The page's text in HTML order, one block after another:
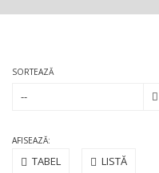
SORTEAZĂ
--
AFISEAZĂ:
TABEL LISTĂ